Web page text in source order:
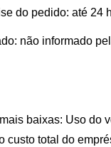
do pedido: até 24
não informado
baixas: Uso do
custo total do